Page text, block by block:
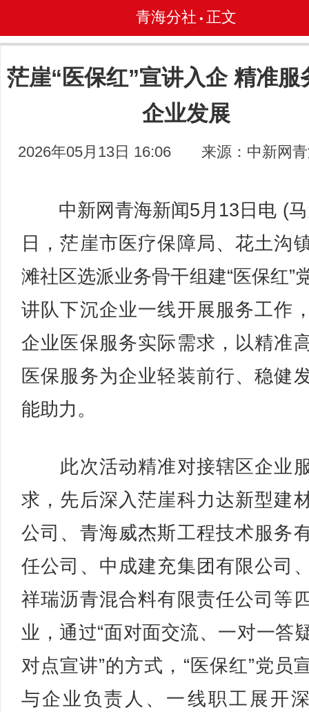
青海分社 • 正文
茫崖“医保红”宣讲入企 精准服
企业发展
2026年05月13日 16:06 来源：中新网
中新网青海新闻5月13日电 (马
日，茫崖市医疗保障局、花土沟
滩社区选派业务骨干组建“医保红”
讲队下沉企业一线开展服务工作
企业医保服务实际需求，以精准
医保服务为企业轻装前行、稳健
能助力。
此次活动精准对接辖区企业
求，先后深入茫崖科力达新型建
公司、青海威杰斯工程技术服务
任公司、中成建充集团有限公司
祥瑞沥青混合料有限责任公司等
业，通过“面对面交流、一对一答
对点宣讲”的方式，“医保红”党员
与企业负责人、一线职工展开